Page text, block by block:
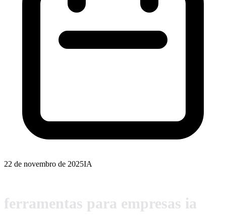
22 de novembro de 2025IA
ferramentas para empresas ia